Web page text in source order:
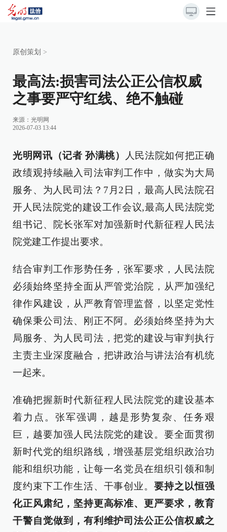
原创策划 >
最高法:损害司法公正公信权威
之事要严守红线、绝不触碰
来源： 光明网
2026-07-03 13:44
光明网讯（记者 孙满桃）
人民法院如何把正确
政绩观持续融入司法审判工作中，做实为大局
服务、为人民司法？7月2日，最高人民法院召
开人民法院党的建设工作会议,最高人民法院党
组书记、院长张军对加强新时代新征程人民法
院党建工作提出要求。
结合审判工作形势任务，张军要求，人民法院
必须始终坚持全面从严管党治院，从严加强纪
律作风建设，从严教育管理监督，以坚定党性
确保秉公司法、刚正不阿。必须始终坚持为大
局服务、为人民司法，把党的建设与审判执行
主责主业深度融合，把讲政治与讲法治有机统
一起来。
准确把握新时代新征程人民法院党的建设基本
着力点。张军强调，越是形势复杂、任务艰
巨，越要加强人民法院党的建设。要全面贯彻
新时代党的组织路线，增强基层党组织政治功
能和组织功能，让每一名党员在组织引领和制
度约束下工作生活、干事创业。要持之以恒强
化正风肃纪，坚持更高标准、更严要求，教育
干警自觉做到，有利维护司法公正公信权威之